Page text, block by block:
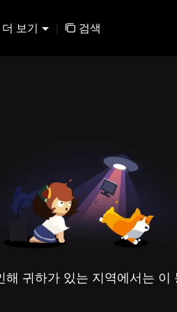
더 보기 | 검색
귀하가 있는 지역에서는